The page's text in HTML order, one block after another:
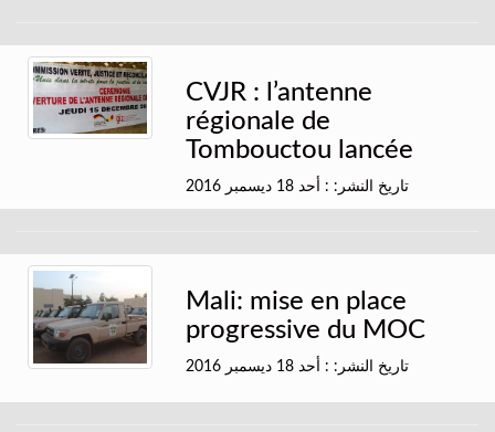
CVJR : l’antenne
régionale de
Tombouctou lancée
تاريخ النشر: : أحد 18 ديسمبر 2016
Mali: mise en place
progressive du MOC
تاريخ النشر: : أحد 18 ديسمبر 2016